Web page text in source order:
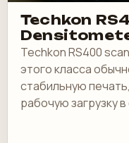
Techkon
Techkon RS400
этого класса
стабильную
рабочую загрузку